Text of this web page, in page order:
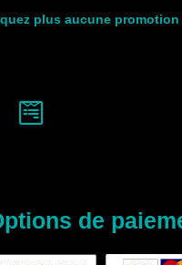
plus aucune promotion
de